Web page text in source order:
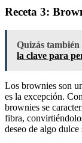
Receta 3:
Quizás también
la clave para
Los brownies son
es la excepción.
brownies se
fibra,
deseo de algo